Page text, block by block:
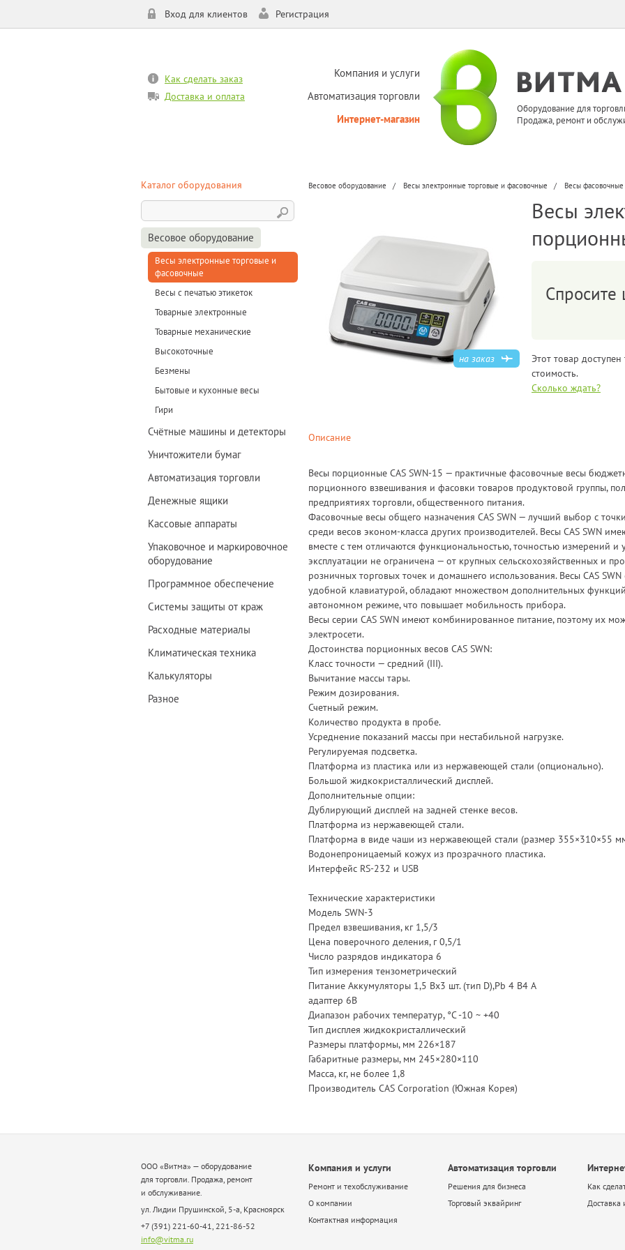
Вход для клиентов Регистрация
Как сделать заказ
Доставка и оплата
Компания и услуги
Автоматизация торговли
Интернет-магазин
Оборудование для
Продажа, ремонт и
Каталог оборудования
Весовое оборудование
Весы электронные торговые и
фасовочные
Весы с печатью этикеток
Товарные электронные
Товарные механические
Высокоточные
Безмены
Бытовые и кухонные весы
Гири
Счётные машины и детекторы
Уничтожители бумаг
Автоматизация торговли
Денежные ящики
Кассовые аппараты
Упаковочное и маркировочное
оборудование
Программное обеспечение
Системы защиты от краж
Расходные материалы
Климатическая техника
Калькуляторы
Разное
Весовое оборудование Весы электронные торговые и фасовочные Весы
Весы
Спросите
на заказ
Этот товар
стоимость.
Сколько ждать?
Описание
Весы порционные CAS SWN-15 — практичные фасовочные весы
порционного взвешивания и фасовки товаров продуктовой группы,
предприятиях торговли, общественного питания.
Фасовочные весы общего назначения CAS SWN — лучший выбор с
среди весов эконом-класса других производителей. Весы CAS SWN
вместе с тем отличаются функциональностью, точностью измерений и
эксплуатации не ограничена — от крупных сельскохозяйственных и
розничных торговых точек и домашнего использования. Весы CAS
удобной клавиатурой, обладают множеством дополнительных
автономном режиме, что повышает мобильность прибора.
Весы серии CAS SWN имеют комбинированное питание, поэтому их
электросети.
Достоинства порционных весов CAS SWN:
Класс точности — средний (III).
Вычитание массы тары.
Режим дозирования.
Счетный режим.
Количество продукта в пробе.
Усреднение показаний массы при нестабильной нагрузке.
Регулируемая подсветка.
Платформа из пластика или из нержавеющей стали (опционально).
Большой жидкокристаллический дисплей.
Дополнительные опции:
Дублирующий дисплей на задней стенке весов.
Платформа из нержавеющей стали.
Платформа в виде чаши из нержавеющей стали (размер 355×310×55
Водонепроницаемый кожух из прозрачного пластика.
Интерфейс RS-232 и USB
Технические характеристики
Модель SWN-3
Предел взвешивания, кг 1,5/3
Цена поверочного деления, г 0,5/1
Число разрядов индикатора 6
Тип измерения тензометрический
Питание Аккумуляторы 1,5 Вх3 шт. (тип D),Pb 4 B4 A
адаптер 6В
Диапазон рабочих температур, °C -10 ~ +40
Тип дисплея жидкокристаллический
Размеры платформы, мм 226×187
Габаритные размеры, мм 245×280×110
Масса, кг, не более 1,8
Производитель CAS Corporation (Южная Корея)
ООО «Витма» — оборудование
для торговли. Продажа, ремонт
и обслуживание.
ул. Лидии Прушинской, 5-а, Красноярск
+7 (391) 221-60-41, 221-86-52
info@vitma.ru
Компания и услуги
Ремонт и техобслуживание
О компании
Контактная информация
Автоматизация торговли
Решения для бизнеса
Торговый эквайринг
Как
Доставка